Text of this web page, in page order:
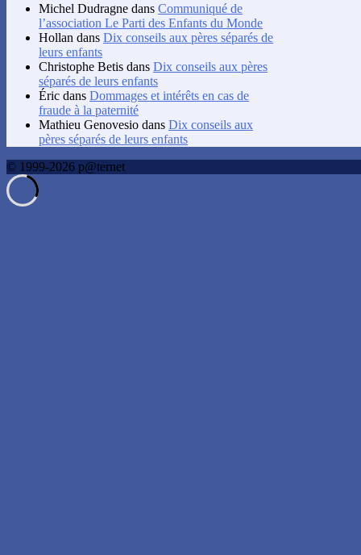
Michel Dudragne dans Communiqué de
l’association Le Parti des Enfants du Monde
Hollan dans Dix conseils aux pères séparés de
leurs enfants
Christophe Betis dans Dix conseils aux pères
séparés de leurs enfants
Éric dans Dommages et intérêts en cas de
fraude à la paternité
Mathieu Genovesio dans Dix conseils aux
pères séparés de leurs enfants
© 1999-2026 p@ternet